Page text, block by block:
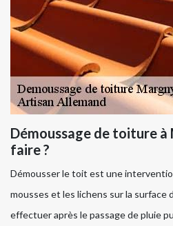
Démoussage de toiture à
faire ?
Démousser le toit est une
mousses et les lichens sur la surface
effectuer après le passage de pluie